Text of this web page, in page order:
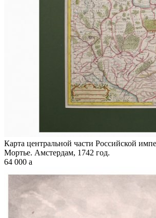
Карта центральной части Российской
Мортье. Амстердам, 1742 год.
64 000 a